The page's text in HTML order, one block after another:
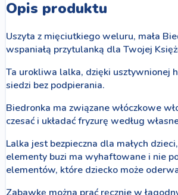
Opis produktu
Uszyta z mięciutkiego weluru, mała
wspaniałą przytulanką dla Twojej
Ta urokliwa lalka, dzięki usztywnionej
siedzi bez podpierania.
Biedronka ma związane włóczkowe
czesać i układać fryzurę według
Lalka jest bezpieczna dla małych
elementy buzi ma wyhaftowane i nie
elementów, które dziecko może
Zabawkę można prać ręcznie w